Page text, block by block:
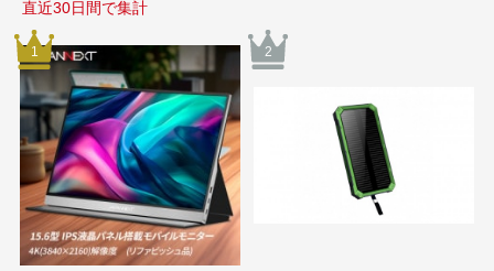
直近30日間で集計
1 2